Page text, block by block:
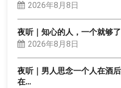
2026年8月8日
夜听｜知心的人，一个就够了
2026年8月8日
夜听｜男人思念一个人在酒
在…